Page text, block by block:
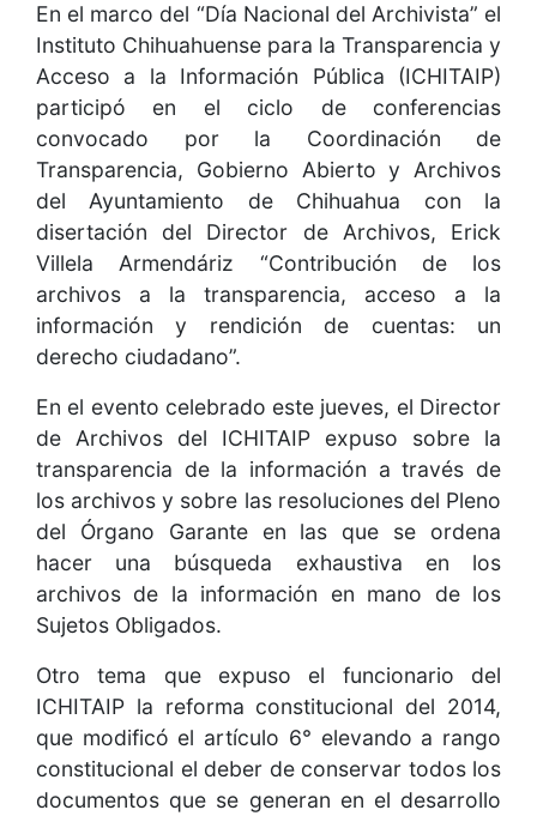
En el marco del “Día Nacional del Archivista” el
Instituto Chihuahuense para la Transparencia y
Acceso a la Información Pública (ICHITAIP)
participó en el ciclo de conferencias
convocado por la Coordinación de
Transparencia, Gobierno Abierto y Archivos
del Ayuntamiento de Chihuahua con la
disertación del Director de Archivos, Erick
Villela Armendáriz “Contribución de los
archivos a la transparencia, acceso a la
información y rendición de cuentas: un
derecho ciudadano”.
En el evento celebrado este jueves, el Director
de Archivos del ICHITAIP expuso sobre la
transparencia de la información a través de
los archivos y sobre las resoluciones del Pleno
del Órgano Garante en las que se ordena
hacer una búsqueda exhaustiva en los
archivos de la información en mano de los
Sujetos Obligados.
Otro tema que expuso el funcionario del
ICHITAIP la reforma constitucional del 2014,
que modificó el artículo 6° elevando a rango
constitucional el deber de conservar todos los
documentos que se generan en el desarrollo